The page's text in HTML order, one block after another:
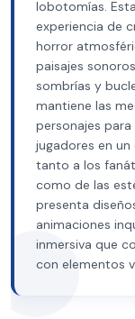
lobotomías.
experiencia de
horror
paisajes
sombrías y
mantiene las
personajes
jugadores en
tanto a los
como de las
presenta
animaciones
inmersiva que
con elementos